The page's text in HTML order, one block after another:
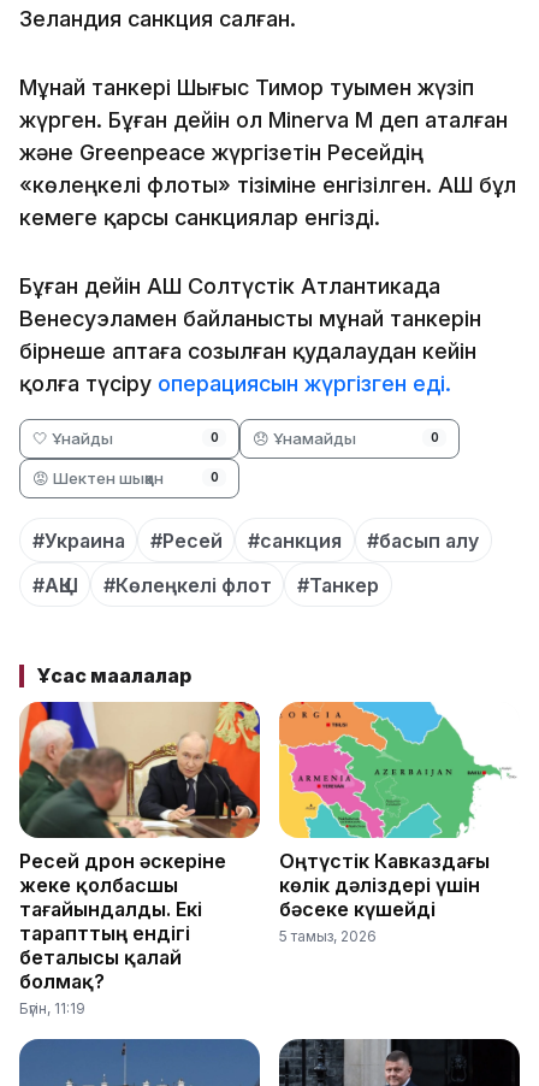
Зеландия санкция салған.
Мұнай танкері Шығыс Тимор туымен жүзіп
жүрген. Бұған дейін ол Minerva M деп аталған
және Greenpeace жүргізетін Ресейдің
«көлеңкелі флоты» тізіміне енгізілген. АҚШ бұл
кемеге қарсы санкциялар енгізді.
Бұған дейін АҚШ Солтүстік Атлантикада
Венесуэламен байланысты мұнай танкерін
бірнеше аптаға созылған қудалаудан кейін
қолға түсіру операциясын жүргізген еді.
🤍 Ұнайды 0 😞 Ұнамайды 0
😡 Шектен шыққан 0
#Украина #Ресей #санкция
#басып алу
#АҚШ
#Көлеңкелі флот #Танкер
Ұқсас мақалалар
Ресей дрон әскеріне
жеке қолбасшы
тағайындалды. Екі
тарапттың ендігі
беталысы қалай
болмақ?
Бүгін, 11:19
Оңтүстік Кавказдағы
көлік дәліздері үшін
бәсеке күшейді
5 тамыз, 2026